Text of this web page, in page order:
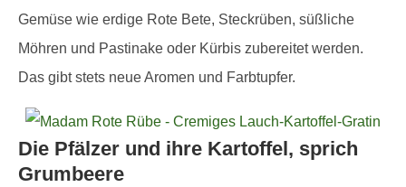
Gemüse wie erdige Rote Bete, Steckrüben, süßliche
Möhren und Pastinake oder Kürbis zubereitet werden.
Das gibt stets neue Aromen und Farbtupfer.
Die Pfälzer und ihre Kartoffel, sprich
Grumbeere